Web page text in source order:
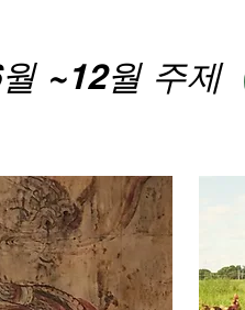
~12월 주제